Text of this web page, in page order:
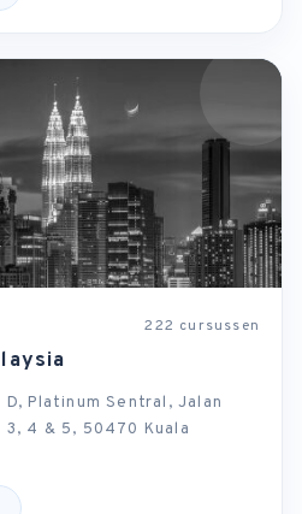
222 cursussen
Platinum Sentral, Jalan
4 & 5, 50470 Kuala